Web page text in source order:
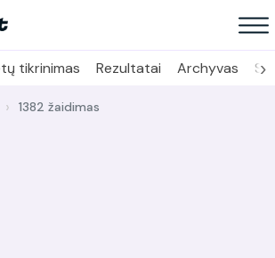
tikrinimas Rezultatai Archyvas ›
1382 žaidimas